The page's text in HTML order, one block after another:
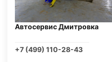
Автосервис Дмитровка
+7 (499) 110-28-43